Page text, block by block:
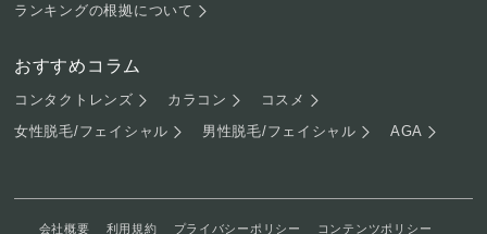
ランキングの根拠について
おすすめコラム
コンタクトレンズ カラコン
コスメ
女性脱毛/フェイシャル
男性脱毛/フェイシャル AGA
会社概要 利用規約 プライバシーポリシー コンテンツポリシー